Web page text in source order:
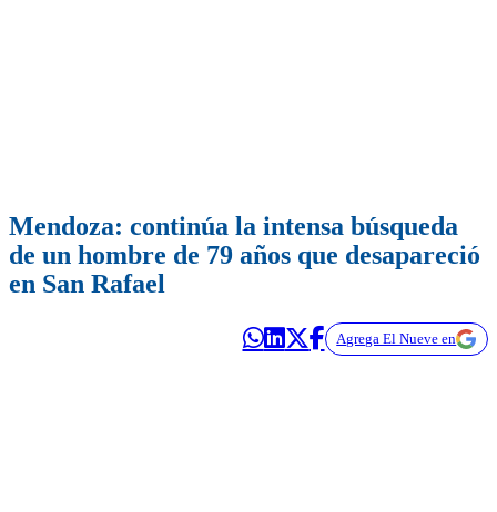
Mendoza: continúa la intensa búsqueda
de un hombre de 79 años que desapareció
en San Rafael
Agrega El Nueve en